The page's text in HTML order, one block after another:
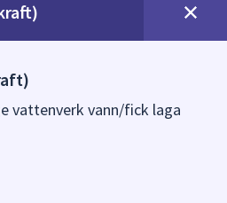
vattenverk vann/fick laga